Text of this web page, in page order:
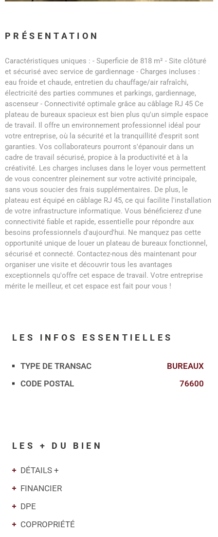
PRÉSENTATION
Caractéristiques uniques : - Superficie de 818 m² - Site clôturé
et sécurisé avec service de gardiennage - Charges incluses :
eau froide et chaude, entretien du chauffage/air rafraîchi,
électricité des parties communes et parkings, gardiennage,
ascenseur - Connectivité optimale grâce au câblage RJ 45 Ce
plateau de bureaux spacieux est bien plus qu'un simple espace
de travail. Il offre un environnement professionnel idéal pour
votre entreprise, où la sécurité et la tranquillité d'esprit sont
garanties. Vos collaborateurs pourront s'épanouir dans un
cadre de travail sécurisé, propice à la productivité et à la
créativité. Les charges incluses dans le loyer vous permettent
de vous concentrer pleinement sur votre activité principale,
sans vous soucier des frais supplémentaires. De plus, le
plateau est équipé en câblage RJ 45, ce qui facilite l'installation
de votre infrastructure informatique. Vous bénéficierez d'une
connectivité fiable et rapide, essentielle pour répondre aux
besoins professionnels d'aujourd'hui. Ne manquez pas cette
opportunité unique de louer un plateau de bureaux fonctionnel,
sécurisé et connecté. Contactez-nous dès maintenant pour
organiser une visite et découvrir tous les avantages
exceptionnels qu'offre cet espace de travail. Votre entreprise
mérite le meilleur, et cet espace est fait pour vous !
LES INFOS ESSENTIELLES
Caractérisque Valeurs
TYPE DE TRANSAC
BUREAUX
CODE POSTAL
76600
LES + DU BIEN
DÉTAILS +
FINANCIER
DPE
COPROPRIÉTÉ